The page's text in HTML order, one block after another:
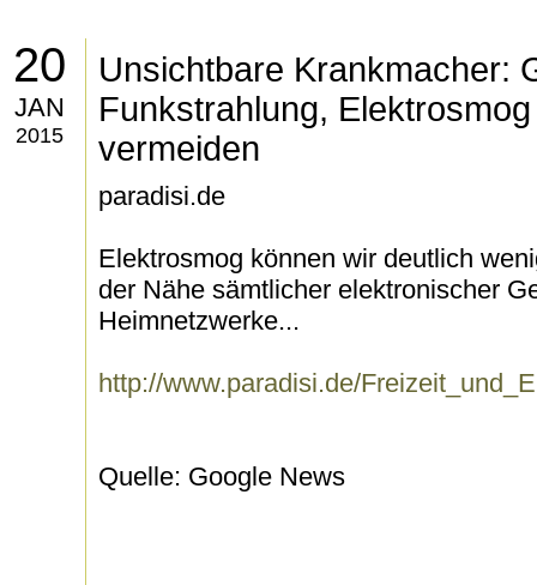
20
JAN
2015
Unsichtbare Krankmacher:
Funkstrahlung,
vermeiden
paradisi.de
Elektrosmog können wir deutlich
der Nähe sämtlicher elektronischer
Heimnetzwerke...
http://www.paradisi.de/
Quelle: Google News